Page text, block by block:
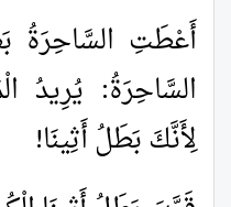
أَعْطَتِ السَّاحِرَةُ
السَّاحِرَةُ: يُرِيدُ
لِأَنَّكَ بَطَلُ أَثِينَا!